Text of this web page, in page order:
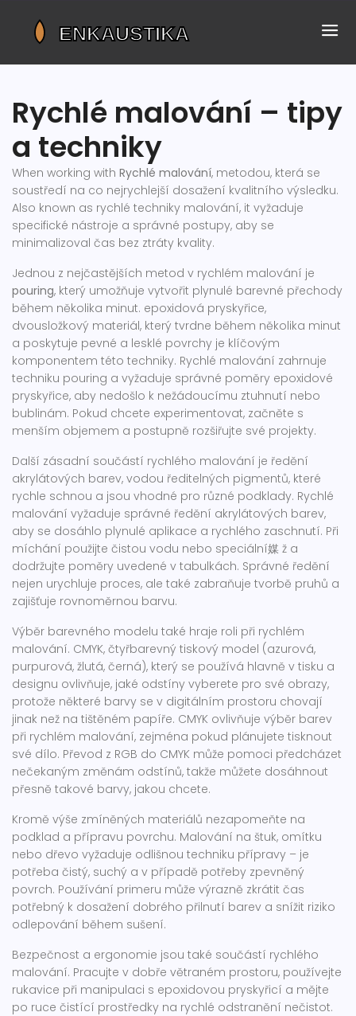
Rychlé malování – tipy
a techniky
When working with Rychlé malování, metodou, která se
soustředí na co nejrychlejší dosažení kvalitního výsledku.
Also known as rychlé techniky malování, it vyžaduje
specifické nástroje a správné postupy, aby se
minimalizoval čas bez ztráty kvality.
Jednou z nejčastějších metod v rychlém malování je
pouring, který umožňuje vytvořit plynulé barevné přechody
během několika minut. epoxidová pryskyřice,
dvousložkový materiál, který tvrdne během několika minut
a poskytuje pevné a lesklé povrchy je klíčovým
komponentem této techniky. Rychlé malování zahrnuje
techniku pouring a vyžaduje správné poměry epoxidové
pryskyřice, aby nedošlo k nežádoucímu ztuhnutí nebo
bublinám. Pokud chcete experimentovat, začněte s
menším objemem a postupně rozšiřujte své projekty.
Další zásadní součástí rychlého malování je ředění
akrylátových barev, vodou ředitelných pigmentů, které
rychle schnou a jsou vhodné pro různé podklady. Rychlé
malování vyžaduje správné ředění akrylátových barev,
aby se dosáhlo plynulé aplikace a rychlého zaschnutí. Při
míchání použijte čistou vodu nebo speciální媒 ž a
dodržujte poměry uvedené v tabulkách. Správné ředění
nejen urychluje proces, ale také zabraňuje tvorbě pruhů a
zajišťuje rovnoměrnou barvu.
Výběr barevného modelu také hraje roli při rychlém
malování. CMYK, čtyřbarevný tiskový model (azurová,
purpurová, žlutá, černá), který se používá hlavně v tisku a
designu ovlivňuje, jaké odstíny vyberete pro své obrazy,
protože některé barvy se v digitálním prostoru chovají
jinak než na tištěném papíře. CMYK ovlivňuje výběr barev
při rychlém malování, zejména pokud plánujete tisknout
své dílo. Převod z RGB do CMYK může pomoci předcházet
nečekaným změnám odstínů, takže můžete dosáhnout
přesně takové barvy, jakou chcete.
Kromě výše zmíněných materiálů nezapomeňte na
podklad a přípravu povrchu. Malování na štuk, omítku
nebo dřevo vyžaduje odlišnou techniku přípravy – je
potřeba čistý, suchý a v případě potřeby zpevněný
povrch. Používání primeru může výrazně zkrátit čas
potřebný k dosažení dobrého přilnutí barev a snížit riziko
odlepování během sušení.
Bezpečnost a ergonomie jsou také součástí rychlého
malování. Pracujte v dobře větraném prostoru, používejte
rukavice při manipulaci s epoxidovou pryskyřicí a mějte
po ruce čistící prostředky na rychlé odstranění nečistot.